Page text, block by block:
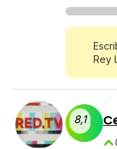
Rey
8,1